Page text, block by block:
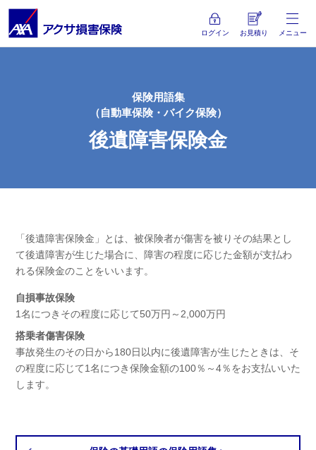
ログイン お見積り メニュー
保険用語集
（自動車保険・バイク保険）
後遺障害保険金
「後遺障害保険金」とは、被保険者が傷害を被りその結果とし
て後遺障害が生じた場合に、障害の程度に応じた金額が支払わ
れる保険金のことをいいます。
自損事故保険
1名につきその程度に応じて50万円～2,000万円
搭乗者傷害保険
事故発生のその日から180日以内に後遺障害が生じたときは、そ
の程度に応じて1名につき保険金額の100％～4％をお支払いいた
します。